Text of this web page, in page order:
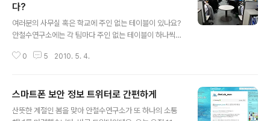
다?
여러분의 사무실 혹은 학교에 주인 없는 테이블이 있나요?
안철수연구소에는 각 팀마다 주인 없는 테이블이 하나씩
았을까요? 우선 이 테이블의 용도는 각 팀마다 다양합니다.
다. 점심 시간이면 식사 후에 티 타임(Tea Time)을 즐기
는 팀원들을 볼 수 있답니다. 가장 인상적인 테이블은 중식,
한식 등 각종 식사류 매뉴판이 있는 테이블입니다. 그래서
0 5 2010. 5. 4.
스마트폰 보안 정보 트위터로 간편하게
산뜻한 계절인 봄 을 맞아 안철수연구소가 또 하나의 소통